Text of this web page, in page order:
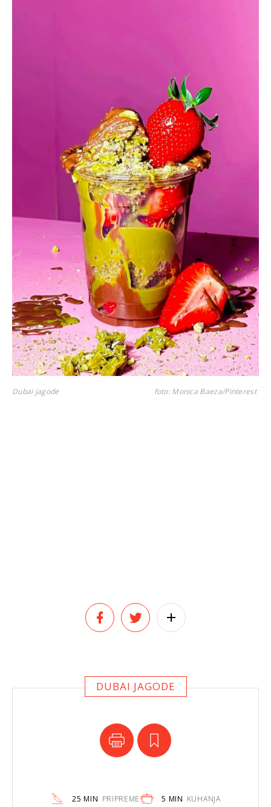
Dubai jagode foto: Monica Baeza/Pinterest
DUBAI JAGODE
25 MIN PRIPREME 5 MIN KUHANJA